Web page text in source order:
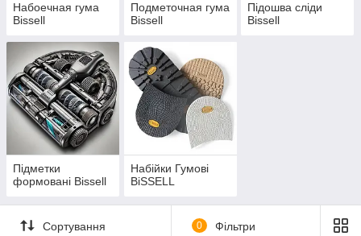
Набоечная гума
Bissell
Подметочная гума
Bissell
Підошва сліди
Bissell
Підметки
формовані Bissell
Набійки Гумові
BiSSELL
Сортування 0 Фільтри